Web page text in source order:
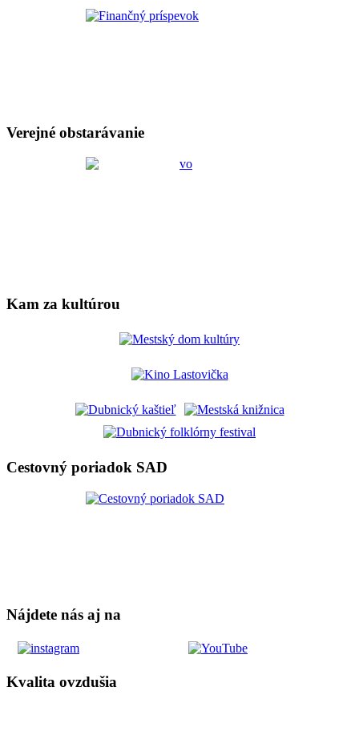
Verejné obstarávanie
Kam za kultúrou
Cestovný poriadok SAD
Nájdete nás aj na
Kvalita ovzdušia